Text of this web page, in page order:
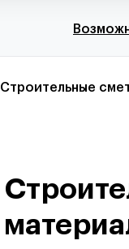
Строительные